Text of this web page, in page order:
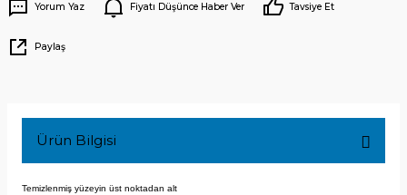
Yorum Yaz Fiyatı Düşünce Haber Ver Tavsiye Et
Paylaş
Ürün Bilgisi
Temizlenmiş yüzeyin üst noktadan alt